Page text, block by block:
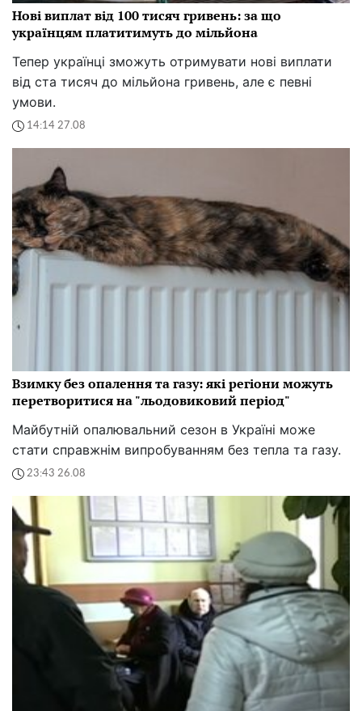
Нові виплат від 100 тисяч гривень: за що
українцям платитимуть до мільйона
Тепер українці зможуть отримувати нові виплати
від ста тисяч до мільйона гривень, але є певні
умови.
14:14 27.08
Взимку без опалення та газу: які регіони можуть
перетворитися на "льодовиковий період"
Майбутній опалювальний сезон в Україні може
стати справжнім випробуванням без тепла та газу.
23:43 26.08